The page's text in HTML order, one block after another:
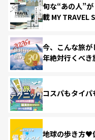
旬な“あの人”
載 MY TRAVEL
今、こんな旅
年絶対行くべき
コスパもタイ
地球の歩き方♥